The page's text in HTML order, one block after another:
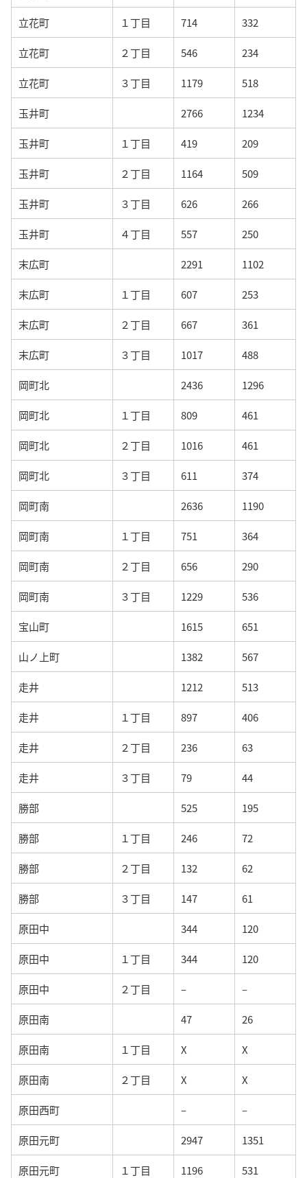
立花町 １丁目 714 332
立花町 ２丁目 546 234
立花町 ３丁目 1179 518
玉井町 2766 1234
玉井町 １丁目 419 209
玉井町 ２丁目 1164 509
玉井町 ３丁目 626 266
玉井町 ４丁目 557 250
末広町 2291 1102
末広町 １丁目 607 253
末広町 ２丁目 667 361
末広町 ３丁目 1017 488
岡町北 2436 1296
岡町北 １丁目 809 461
岡町北 ２丁目 1016 461
岡町北 ３丁目 611 374
岡町南 2636 1190
岡町南 １丁目 751 364
岡町南 ２丁目 656 290
岡町南 ３丁目 1229 536
宝山町 1615 651
山ノ上町 1382 567
走井 1212 513
走井 １丁目 897 406
走井 ２丁目 236 63
走井 ３丁目 79 44
勝部 525 195
勝部 １丁目 246 72
勝部 ２丁目 132 62
勝部 ３丁目 147 61
原田中 344 120
原田中 １丁目 344 120
原田中 ２丁目 – –
原田南 47 26
原田南 １丁目 X X
原田南 ２丁目 X X
原田西町 – –
原田元町 2947 1351
原田元町 １丁目 1196 531